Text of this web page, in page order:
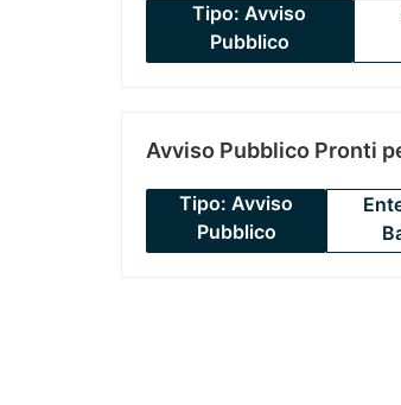
Tipo: Avviso
Pubblico
Avviso Pubblico Pronti
Tipo: Avviso
Pubblico